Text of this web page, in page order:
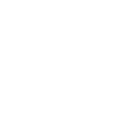
Produkttests und